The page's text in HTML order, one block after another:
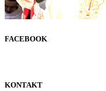
FACEBOOK
KONTAKT